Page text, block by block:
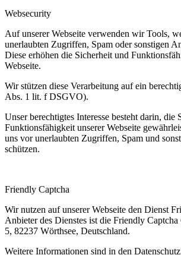
Websecurity
Auf unserer Webseite verwenden wir Tools,
unerlaubten Zugriffen, Spam oder sonstigen
Diese erhöhen die Sicherheit und
Webseite.
Wir stützen diese Verarbeitung auf ein
Abs. 1 lit. f DSGVO).
Unser berechtigtes Interesse besteht darin, die
Funktionsfähigkeit unserer Webseite
uns vor unerlaubten Zugriffen, Spam und
schützen.
Friendly Captcha
Wir nutzen auf unserer Webseite den Dienst
Anbieter des Dienstes ist die Friendly
5, 82237 Wörthsee, Deutschland.
Weitere Informationen sind in den